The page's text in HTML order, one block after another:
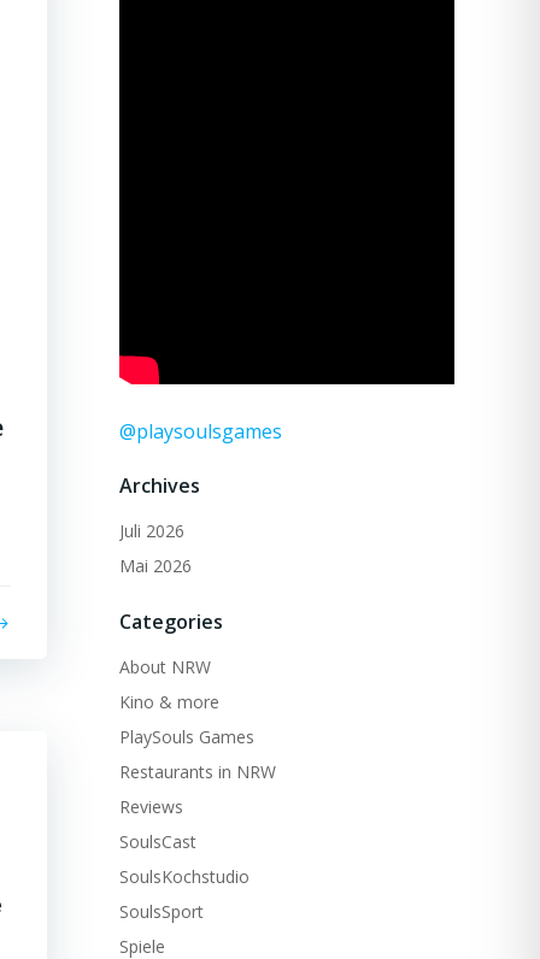
@playsoulsgames
Archives
Juli 2026
Mai 2026
Categories
About NRW
Kino & more
PlaySouls Games
Restaurants in NRW
Reviews
SoulsCast
SoulsKochstudio
SoulsSport
Spiele